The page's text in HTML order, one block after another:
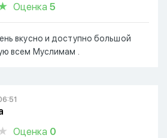
Оценка 5
вкусно и доступно большой
всем Муслимам .
Оценка 0